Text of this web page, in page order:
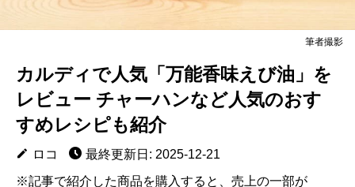
筆者撮影
カルディで人気「万能香味えび油」を
レビュー チャーハンなど人気のおす
すめレシピも紹介
ロコ
最終更新日: 2025-12-21
※記事で紹介した商品を購入すると、売上の一部が